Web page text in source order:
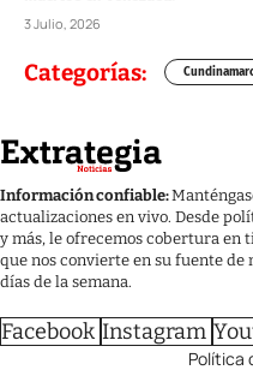
3 Julio, 2026
Categorías:
Información confiable:
actualizaciones en vivo. Desde
y más, le ofrecemos cobertura en
que nos convierte en su fuente de
días de la semana.
Facebook Instagram
Política